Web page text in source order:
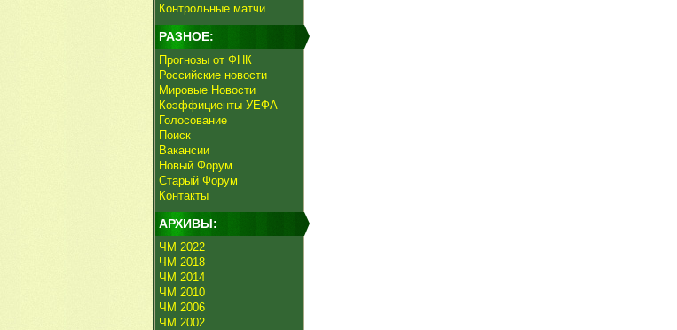
Контрольные матчи
РАЗНОЕ:
Прогнозы от ФНК
Российские новости
Мировые Новости
Коэффициенты УЕФА
Голосование
Поиск
Вакансии
Новый Форум
Старый Форум
Контакты
АРХИВЫ:
ЧМ 2022
ЧМ 2018
ЧМ 2014
ЧМ 2010
ЧМ 2006
ЧМ 2002